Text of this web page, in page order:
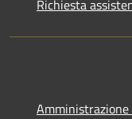
Richiesta